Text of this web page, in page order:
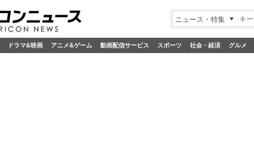
ニュース・特集
ドラマ&映画 アニメ&ゲーム 動画配信サービス スポーツ 社会・経済 グルメ